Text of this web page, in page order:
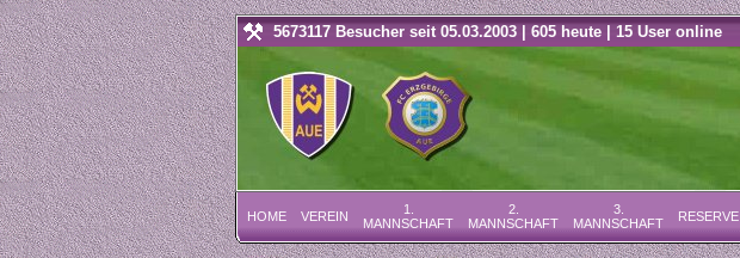
5673117 Besucher seit 05.03.2003 | 605 heute | 15 User online
HOME VEREIN
1.
MANNSCHAFT
2.
MANNSCHAFT
3.
MANNSCHAFT
RESERVE